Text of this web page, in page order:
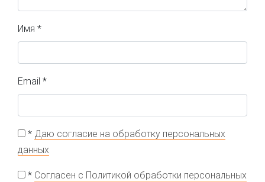
Имя *
Email *
* Даю согласие на обработку персональных
данных
* Согласен с Политикой обработки персональных